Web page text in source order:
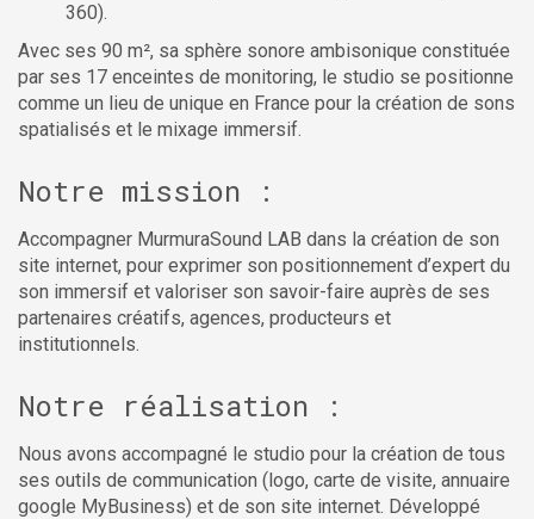
360).
Avec ses 90 m², sa sphère sonore ambisonique constituée
par ses 17 enceintes de monitoring, le studio se positionne
comme un lieu de unique en France pour la création de sons
spatialisés et le mixage immersif.
Notre mission :
Accompagner MurmuraSound LAB dans la création de son
site internet, pour exprimer son positionnement d’expert du
son immersif et valoriser son savoir-faire auprès de ses
partenaires créatifs, agences, producteurs et
institutionnels.
Notre réalisation :
Nous avons accompagné le studio pour la création de tous
ses outils de communication (logo, carte de visite, annuaire
google MyBusiness) et de son site internet. Développé